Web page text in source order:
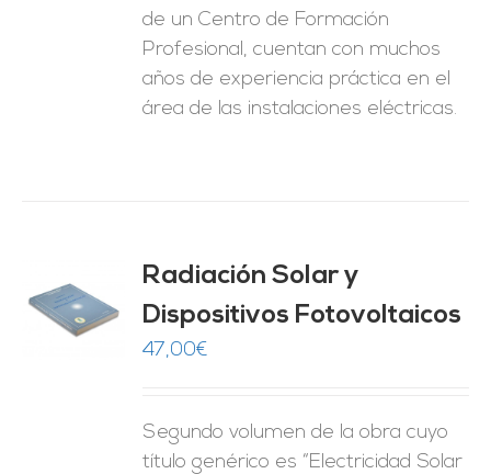
de un Centro de Formación
Profesional, cuentan con muchos
años de experiencia práctica en el
área de las instalaciones eléctricas.
Radiación Solar y
Dispositivos Fotovoltaicos
47,00€
Segundo volumen de la obra cuyo
título genérico es “Electricidad Solar